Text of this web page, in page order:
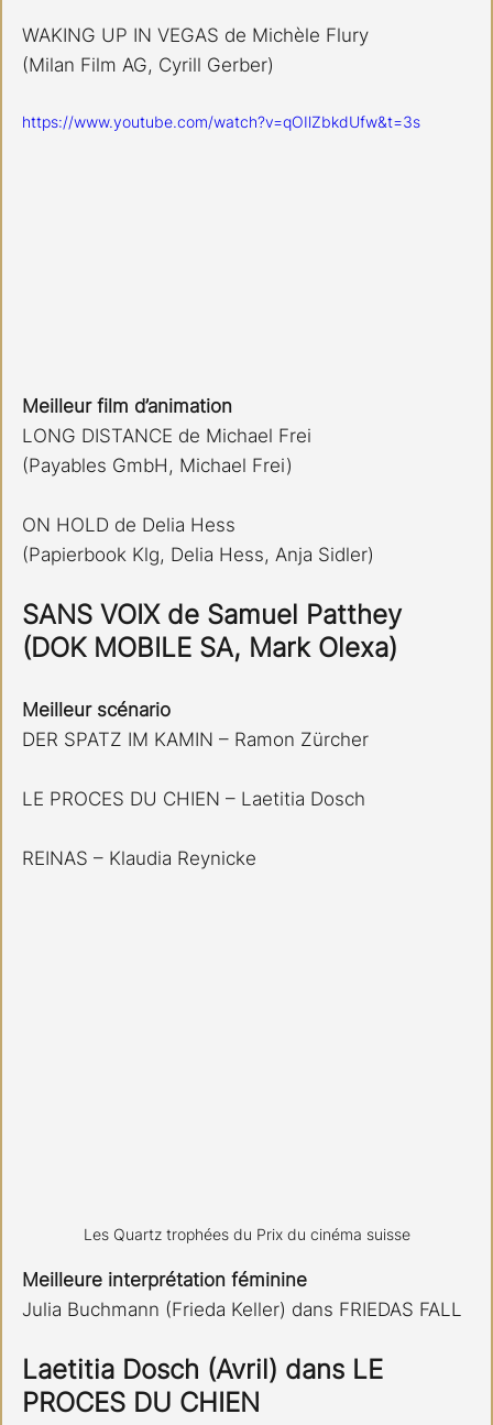
WAKING UP IN VEGAS de Michèle Flury
(Milan Film AG, Cyrill Gerber)
https://www.youtube.com/watch?v=qOIlZbkdUfw&t=3s
Meilleur film d’animation
LONG DISTANCE de Michael Frei
(Payables GmbH, Michael Frei)
ON HOLD de Delia Hess
(Papierbook Klg, Delia Hess, Anja Sidler)
SANS VOIX de Samuel Patthey
(DOK MOBILE SA, Mark Olexa)
Meilleur scénario
DER SPATZ IM KAMIN – Ramon Zürcher
LE PROCES DU CHIEN – Laetitia Dosch
REINAS – Klaudia Reynicke
Les Quartz trophées du Prix du cinéma suisse
Meilleure interprétation féminine
Julia Buchmann (Frieda Keller) dans FRIEDAS FALL
Laetitia Dosch (Avril) dans LE
PROCES DU CHIEN